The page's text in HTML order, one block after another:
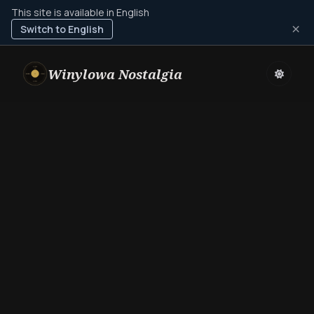
This site is available in English
Switch to English
×
Winylowa Nostalgia